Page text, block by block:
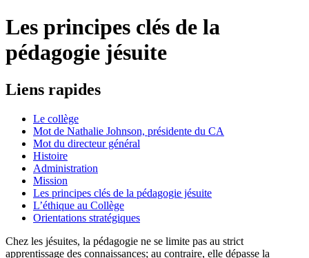
Les principes clés de la
pédagogie jésuite
Liens rapides
Le collège
Mot de Nathalie Johnson, présidente du CA
Mot du directeur général
Histoire
Administration
Mission
Les principes clés de la pédagogie jésuite
L’éthique au Collège
Orientations stratégiques
Chez les jésuites, la pédagogie ne se limite pas au strict
apprentissage des connaissances; au contraire, elle dépasse la